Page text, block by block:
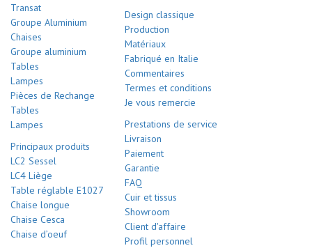
Transat
Groupe Aluminium
Chaises
Groupe aluminium
Tables
Lampes
Pièces de Rechange
Tables
Lampes
Principaux produits
LC2 Sessel
LC4 Liège
Table réglable E1027
Chaise longue
Chaise Cesca
Chaise d’oeuf
Design classique
Production
Matériaux
Fabriqué en Italie
Commentaires
Termes et conditions
Je vous remercie
Prestations de service
Livraison
Paiement
Garantie
FAQ
Cuir et tissus
Showroom
Client d'affaire
Profil personnel